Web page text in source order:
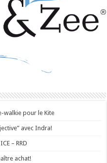
walkie pour le Kite
avec Indra!
– RRD
achat!